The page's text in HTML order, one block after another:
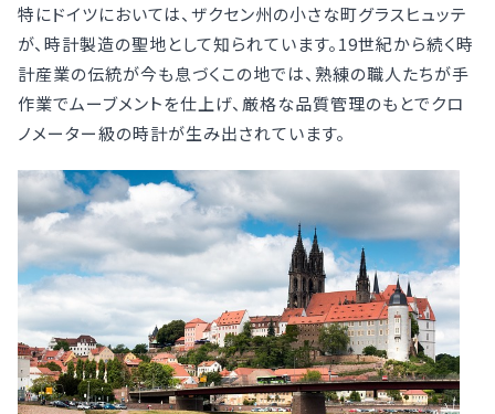
特にドイツにおいては、ザクセン州の小さな町グラスヒュッテ
が、時計製造の聖地として知られています。19世紀から続く時
計産業の伝統が今も息づくこの地では、熟練の職人たちが手
作業でムーブメントを仕上げ、厳格な品質管理のもとでクロ
ノメーター級の時計が生み出されています。